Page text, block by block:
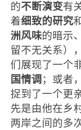
的不断演变有
着细致的研究
洲风味的暗示
留不无关系）
们展现了一个
国情调；或者
捉到了一个更
先是由他在乡
两岸之间的多